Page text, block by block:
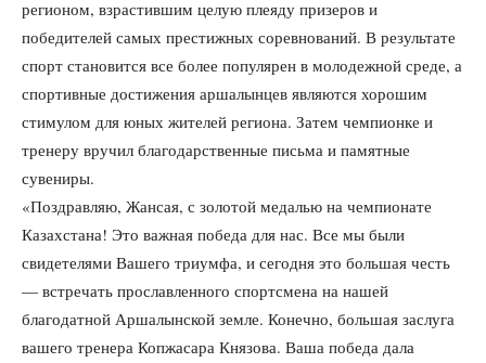
регионом, взрастившим целую плеяду призеров и
победителей самых престижных соревнований. В результате
спорт становится все более популярен в молодежной среде, а
спортивные достижения аршалынцев являются хорошим
стимулом для юных жителей региона. Затем чемпионке и
тренеру вручил благодарственные письма и памятные
сувениры.
«Поздравляю, Жансая, с золотой медалью на чемпионате
Казахстана! Это важная победа для нас. Все мы были
свидетелями Вашего триумфа, и сегодня это большая честь
— встречать прославленного спортсмена на нашей
благодатной Аршалынской земле. Конечно, большая заслуга
вашего тренера Копжасара Князова. Ваша победа дала